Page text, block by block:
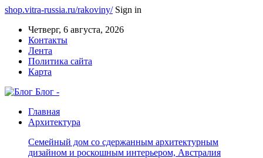
shop.vitra-russia.ru/rakoviny/ Sign in
Четверг, 6 августа, 2026
Контакты
Лента
Политика сайта
Карта
Блог -
Главная
Архитектура
Семейный дом со сдержанным архитектурным
дизайном и роскошным интерьером, Австралия